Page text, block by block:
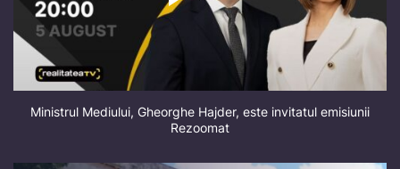
Ministrul Mediului, Gheorghe Hajder, este invitatul emisiunii
Rezoomat